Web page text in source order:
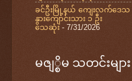
ခင်ဦးမြို့နယ် ကျေးလက်ဒေသ
နွားကျောင်းသား ၁ ဦး
သေဆုံး- 7/31/2026
မဇျ္စိမ သတင်းများ